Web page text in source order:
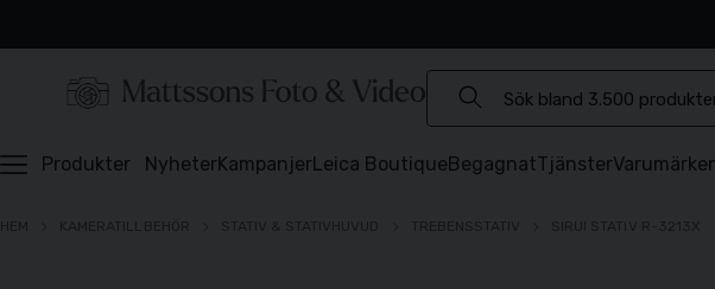
Produkter NyheterKampanjerLeica BoutiqueBegagnatTjänster